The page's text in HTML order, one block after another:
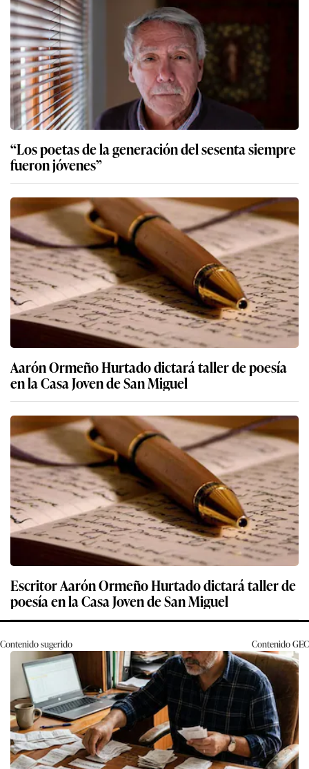
“Los poetas de la generación del sesenta siempre
fueron jóvenes”
Aarón Ormeño Hurtado dictará taller de poesía
en la Casa Joven de San Miguel
Escritor Aarón Ormeño Hurtado dictará taller de
poesía en la Casa Joven de San Miguel
Contenido sugerido ContenidoGEC